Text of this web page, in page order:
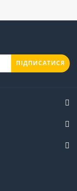
ПІДПИСАТИСЯ